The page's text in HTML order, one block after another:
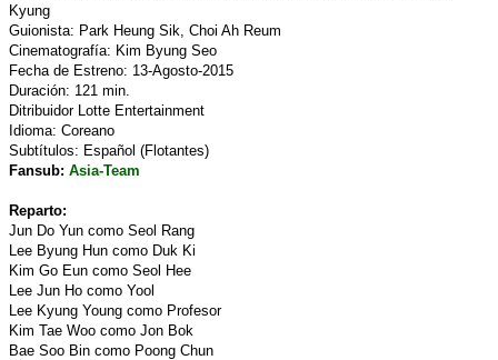
Kyung
Guionista: Park Heung Sik, Choi Ah Reum
Cinematografía: Kim Byung Seo
Fecha de Estreno: 13-Agosto-2015
Duración: 121 min.
Ditribuidor Lotte Entertainment
Idioma: Coreano
Subtítulos: Español (Flotantes)
Fansub: Asia-Team
Reparto:
Jun Do Yun como Seol Rang
Lee Byung Hun como Duk Ki
Kim Go Eun como Seol Hee
Lee Jun Ho como Yool
Lee Kyung Young como Profesor
Kim Tae Woo como Jon Bok
Bae Soo Bin como Poong Chun